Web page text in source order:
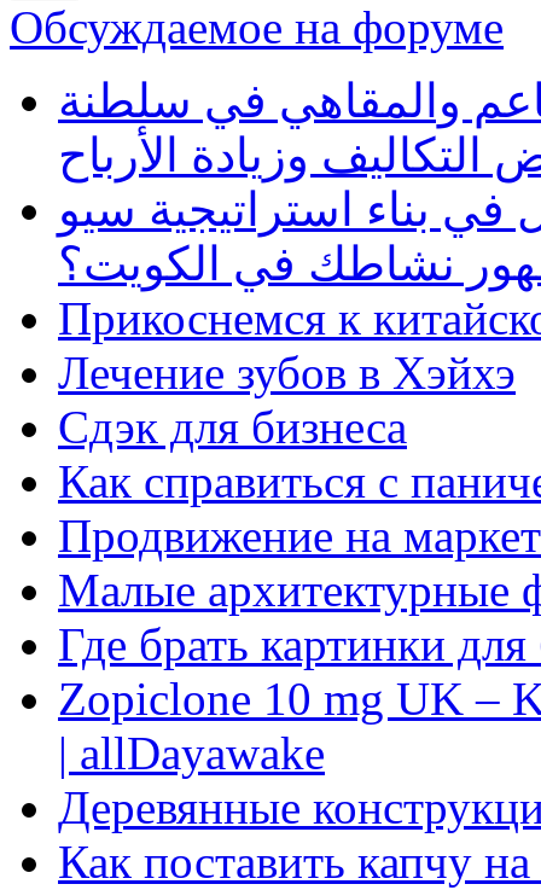
Обсуждаемое на форуме
والمقاهي في سلطنة
وزيادة الأرباح
بناء استراتيجية سيو
نشاطك في الكويت؟
Прикоснемся к
Лечение зубов в Хэйхэ
Сдэк для бизнеса
Как справиться с
Продвижение на
Малые архитектурные
Где брать картинки
Zopiclone 10 mg UK –
| allDayawake
Деревянные
Как поставить капчу